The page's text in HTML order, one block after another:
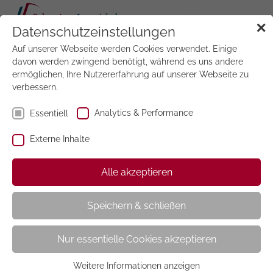
Jetzt
testen
Exklusiv
Die TOP 10 für Friseur- und Beautysalons: Mit
diesem Lesepaket bestellen Sie beliebtesten Salon-
Zeitschriften zum unschlagbaren Preis von nur 22,50
Sie erhalten wöchentlich die Zeitschriften Bunte, Freizeit
Revue, Gala, In Touch, Spiegel und Stern sowie 14-
tägig Auto Motor Sport und Für Sie. Außerdem sind die
Monatszeitschriften Elle und Schöner Wohnen im Paket
✕
Datenschutzeinstellungen
Auf unserer Webseite werden Cookies verwendet. Einige
davon werden zwingend benötigt, während es uns andere
ermöglichen, Ihre Nutzererfahrung auf unserer Webseite zu
verbessern.
Essentiell Analytics & Performance
Externe Inhalte
Alle akzeptieren
Speichern & schließen
Nur essentielle Cookies akzeptieren
Weitere Informationen anzeigen